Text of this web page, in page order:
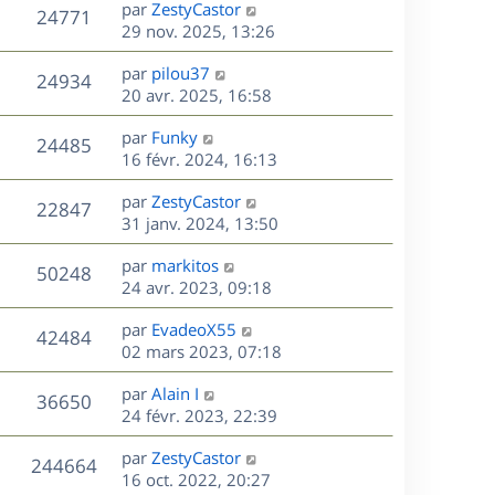
e
s
n
i
e
r
m
e
s
s
a
g
e
24771
u
D
e
r
n
i
e
r
m
e
s
s
a
g
e
par ZestyCastor
29 nov. 2025, 13:26
24934V
u
s
D
e
r
n
i
e
r
m
e
s
s
a
g
e
par pilou37
20 avr. 2025, 16:58
24485V
u
s
D
e
r
n
i
e
r
m
e
s
s
a
g
e
par Funky
16 févr. 2024, 16:13
22847V
u
e
D
e
r
n
i
e
r
m
e
s
s
a
g
e
par ZestyCastor
31 janv. 2024, 13:50
50248V
u
s
D
e
r
n
i
e
r
m
e
s
s
par markitos
24 avr. 2023, 09:18
42484V
u
s
D
e
r
n
i
e
r
m
par EvadeoX55
02 mars 2023, 07:18
36650V
u
e
D
e
r
n
i
par Alain I
24 févr. 2023, 22:39
244664V
D
e
par ZestyCastor
16 oct. 2022, 20:27